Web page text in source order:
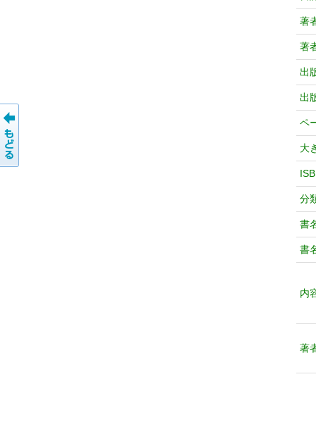
著
著
出
出
ペ
大
分
書
書
内
著